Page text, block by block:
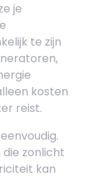
je
te zijn
kosten
reist.
zonlicht
kan